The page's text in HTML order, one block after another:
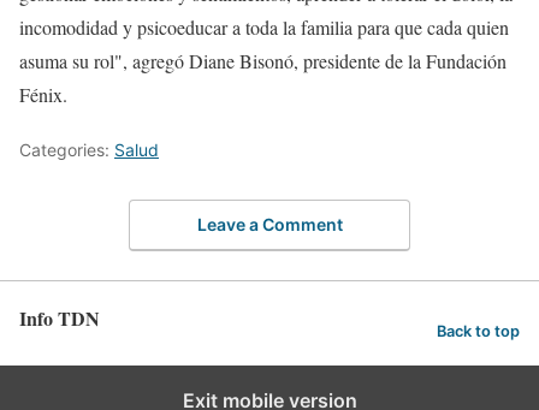
incomodidad y psicoeducar a toda la familia para que cada quien
asuma su rol", agregó Diane Bisonó, presidente de la Fundación
Fénix.
Categories: Salud
Leave a Comment
Info TDN Back to top
Exit mobile version